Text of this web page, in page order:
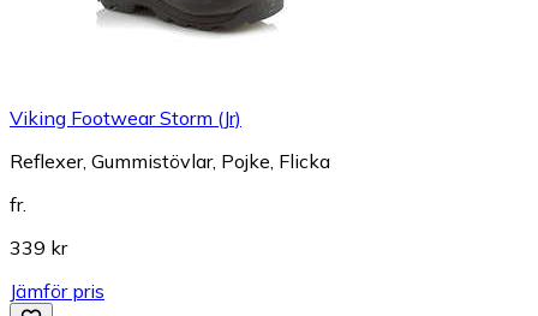
Viking Footwear Storm (Jr)
Reflexer, Gummistövlar, Pojke, Flicka
fr.
339 kr
Jämför pris